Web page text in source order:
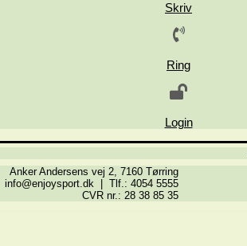
Skriv
Ring
Login
Anker Andersens vej 2, 7160 Tørring
info@enjoysport.dk | Tlf.: 4054 5555
CVR nr.: 28 38 85 35